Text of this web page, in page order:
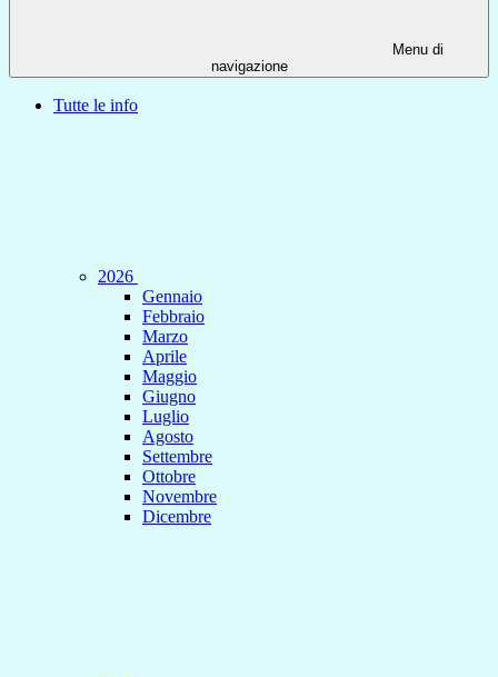
Menu di
navigazione
Tutte le info
2026
Gennaio
Febbraio
Marzo
Aprile
Maggio
Giugno
Luglio
Agosto
Settembre
Ottobre
Novembre
Dicembre